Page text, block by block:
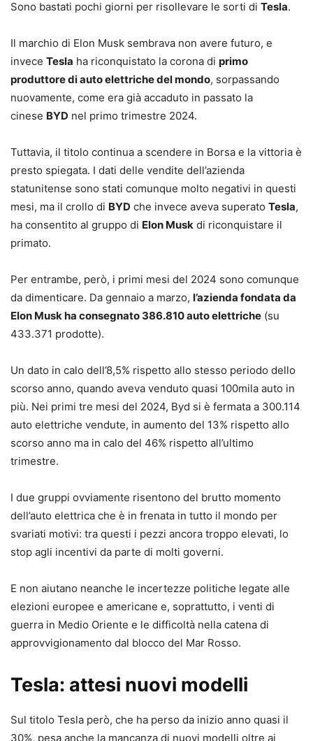
Sono bastati pochi giorni per risollevare le sorti di Tesla.
Il marchio di Elon Musk sembrava non avere futuro, e
invece Tesla ha riconquistato la corona di primo
produttore di auto elettriche del mondo, sorpassando
nuovamente, come era già accaduto in passato la
cinese BYD nel primo trimestre 2024.
Tuttavia, il titolo continua a scendere in Borsa e la vittoria è
presto spiegata. I dati delle vendite dell’azienda
statunitense sono stati comunque molto negativi in questi
mesi, ma il crollo di BYD che invece aveva superato Tesla,
ha consentito al gruppo di Elon Musk di riconquistare il
primato.
Per entrambe, però, i primi mesi del 2024 sono comunque
da dimenticare. Da gennaio a marzo, l’azienda fondata da
Elon Musk ha consegnato 386.810 auto elettriche (su
433.371 prodotte).
Un dato in calo dell’8,5% rispetto allo stesso periodo dello
scorso anno, quando aveva venduto quasi 100mila auto in
più. Nei primi tre mesi del 2024, Byd si è fermata a 300.114
auto elettriche vendute, in aumento del 13% rispetto allo
scorso anno ma in calo del 46% rispetto all’ultimo
trimestre.
I due gruppi ovviamente risentono del brutto momento
dell’auto elettrica che è in frenata in tutto il mondo per
svariati motivi: tra questi i pezzi ancora troppo elevati, lo
stop agli incentivi da parte di molti governi.
E non aiutano neanche le incertezze politiche legate alle
elezioni europee e americane e, soprattutto, i venti di
guerra in Medio Oriente e le difficoltà nella catena di
approvvigionamento dal blocco del Mar Rosso.
Tesla: attesi nuovi modelli
Sul titolo Tesla però, che ha perso da inizio anno quasi il
30%, pesa anche la mancanza di nuovi modelli oltre ai